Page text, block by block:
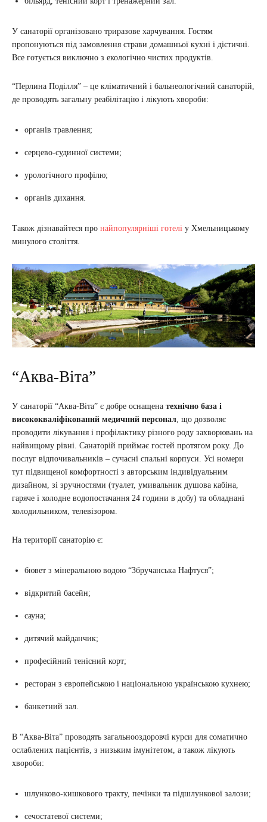
У санаторії організовано триразове харчування. Гостям
пропонуються під замовлення страви домашньої кухні і дієтичні.
Все готується виключно з екологічно чистих продуктів.
“Перлина Поділля” – це кліматичний і бальнеологічний санаторій,
де проводять загальну реабілітацію і лікують хвороби:
органів травлення;
серцево-судинної системи;
урологічного профілю;
органів дихання.
Також дізнавайтеся про найпопулярніші готелі у Хмельницькому
минулого століття.
“Аква-Віта”
У санаторії “Аква-Віта” є добре оснащена технічно база і
висококваліфікований медичний персонал , що дозволяє
проводити лікування і профілактику різного роду захворювань на
найвищому рівні. Санаторій приймає гостей протягом року. До
послуг відпочивальників – сучасні спальні корпуси. Усі номери
тут підвищеної комфортності з авторським індивідуальним
дизайном, зі зручностями (туалет, умивальник душова кабіна,
гаряче і холодне водопостачання 24 години в добу) та обладнані
холодильником, телевізором.
На території санаторію є:
бювет з мінеральною водою “Збручанська Нафтуся”;
відкритий басейн;
сауна;
дитячий майданчик;
професійний тенісний корт;
ресторан з європейською і національною українською кухнею;
банкетний зал.
В “Аква-Віта” проводять загальнооздоровчі курси для соматично
ослаблених пацієнтів, з низьким імунітетом, а також лікують
хвороби:
шлунково-кишкового тракту, печінки та підшлункової залози;
сечостатевої системи;